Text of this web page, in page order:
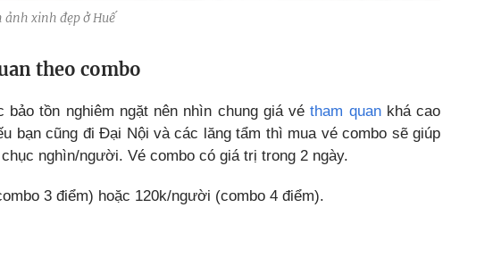
xinh đẹp ở Huế
theo combo
bảo tồn nghiêm ngặt nên nhìn chung giá vétham quankhá cao
bạn cũng đi Đại Nội và các lăng tẩm thì mua vé combo sẽ giúp
nghìn/người. Vé combo có giá trị trong 2 ngày.
3 điểm) hoặc 120k/người (combo 4 điểm).